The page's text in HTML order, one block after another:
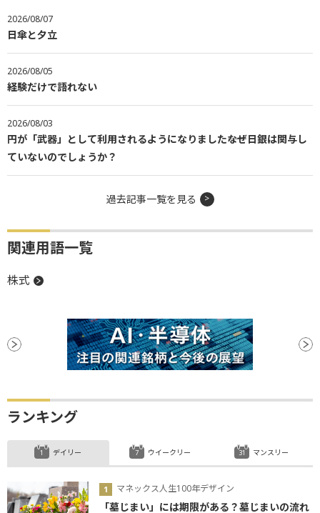
2026/08/07
日傘と夕立
2026/08/05
経験だけで語れない
2026/08/03
円が「武器」として利用されるようになりました――なぜ日銀は関与し
ていないのでしょうか？
過去記事一覧を見る
関連用語一覧
株式
ランキング
デイリー
マネックス人生100年デザイン
「墓じまい」には期限がある？墓じまいの流れ
ウイークリー マンスリー